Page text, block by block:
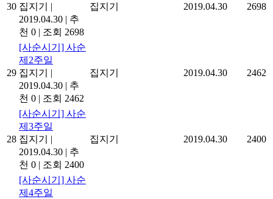
30 집지기
|
2019.04.30 | 추
천 0 | 조회 2698
집지기 2019.04.30 2698
29
[사순시기] 사순
제2주일
집지기
|
2019.04.30 | 추
천 0 | 조회 2462
집지기 2019.04.30 2462
28
[사순시기] 사순
제3주일
집지기
|
2019.04.30 | 추
천 0 | 조회 2400
집지기 2019.04.30 2400
[사순시기] 사순
제4주일